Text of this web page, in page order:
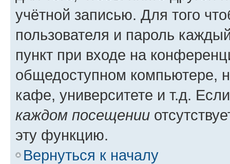
учётной записью. Для того
пользователя и пароль
пункт при входе на
общедоступном компьютере,
кафе, университете и т.д.
каждом посещении
эту функцию.
Вернуться к началу